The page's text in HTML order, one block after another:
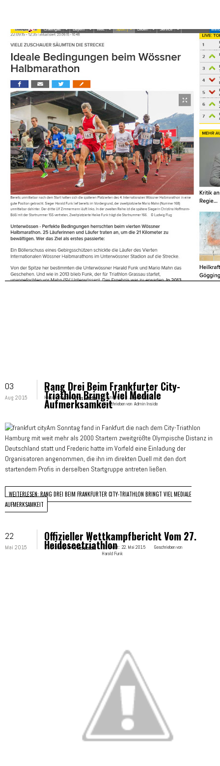
03
Aug 2015
Rang Drei Beim Frankfurter City-
Triathlon Bringt Viel Mediale
Aufmerksamkeit
Hauptkategorie: Presseecho Erstellt: 03. August 2015
Geschrieben von Admin Inside
Am Sonntag fand in Fankfurt die nach dem City-Triathlon
Hamburg mit weit mehr als 2000 Startern zweitgrößte Olympische Distanz in
Deutschland statt und Frederic hatte im Vorfeld eine Einladung der
Organisatoren angenommen, die ihn im direkten Duell mit den dort
startendem Profis in derselben Startgruppe antreten ließen.
WEITERLESEN: RANG DREI BEIM FRANKFURTER CITY-TRIATHLON BRINGT VIEL MEDIALE
AUFMERKSAMKEIT
22
Mai 2015
Offizieller Wettkampfbericht Vom 27.
Heideseetriathlon
Hauptkategorie: Presseecho Erstellt: 22. Mai 2015
Geschrieben von
Harald Funk